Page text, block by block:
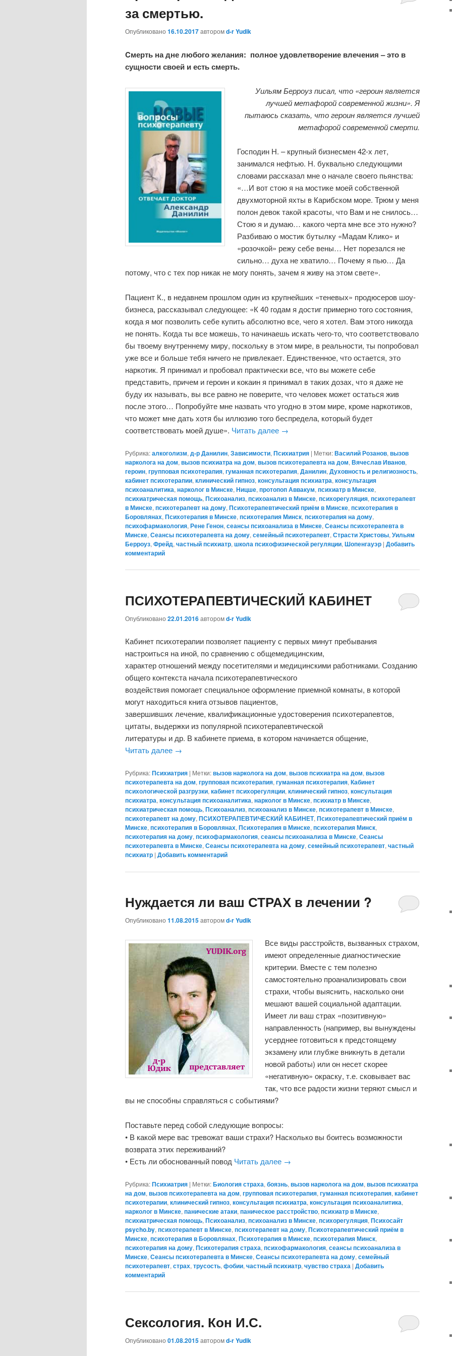
за смертью.
Опубликовано 16.10.2017авторомd-r Yudik
Cмерть на дне любого желания: полное удовлетворение влечения – это в
сущности своей и есть смерть.
Уильям Берроуз писал, что «героин является
лучшей метафорой современной жизни». Я
пытаюсь сказать, что героин является лучшей
метафорой современной смерти.
Господин Н. – крупный бизнесмен 42-х лет,
занимался нефтью. Н. буквально следующими
словами рассказал мне о начале своего пьянства:
«…И вот стою я на мостике моей собственной
двухмоторной яхты в Карибском море. Трюм у меня
полон девок такой красоты, что Вам и не снилось…
Стою я и думаю… какого черта мне все это нужно?
Разбиваю о мостик бутылку «Мадам Клико» и
«розочкой» режу себе вены… Нет порезался не
сильно… духа не хватило… Почему я пью… Да
потому, что с тех пор никак не могу понять, зачем я живу на этом свете».
Пациент К., в недавнем прошлом один из крупнейших «теневых» продюсеров шоу-
бизнеса, рассказывал следующее: «К 40 годам я достиг примерно того состояния,
когда я мог позволить себе купить абсолютно все, чего я хотел. Вам этого никогда
не понять. Когда ты все можешь, то начинаешь искать чего-то, что соответствовало
бы твоему внутреннему миру, поскольку в этом мире, в реальности, ты попробовал
уже все и больше тебя ничего не привлекает. Единственное, что остается, это
наркотик. Я принимал и пробовал практически все, что вы можете себе
представить, причем и героин и кокаин я принимал в таких дозах, что я даже не
буду их называть, вы все равно не поверите, что человек может остаться жив
после этого… Попробуйте мне назвать что угодно в этом мире, кроме наркотиков,
что может мне дать хотя бы иллюзию того беспредела, который будет
соответствовать моей душе». Читать далее →
Рубрика:алкоголизм, д-р Данилин, Зависимости, Психиатрия | Метки:Василий Розанов, вызов
нарколога на дом, вызов психиатра на дом, вызов психотерапевта на дом, Вячеслав Иванов,
героин, групповая психотерапия, гуманная психотерапия, Данилин, Духовность и религиозность,
кабинет психотерапии, клинический гипноз, консультация психиатра, консультация
психоаналитика, нарколог в Минске, Ницше, протопоп Аввакум, психиатр в Минске,
психиатрическая помощь, Психоанализ, психоанализ в Минске, психорегуляция, психотерапевт
в Минске, психотерапевт на дому, Психотерапевтический приём в Минске, психотерапия в
Боровлянах, Психотерапия в Минске, психотерапия Минск, психотерапия на дому,
психофармакология, Рене Генон, сеансы психоанализа в Минске, Сеансы психотерапевта в
Минске, Сеансы психотерапевта на дому, семейный психотерапевт, Страсти Христовы, Уильям
Берроуз, Фрейд, частный психиатр, школа психофизической регуляции, Шопенгауэр | Добавить
комментарий
ПСИХОТЕРАПЕВТИЧЕСКИЙ КАБИНЕТ
Опубликовано 22.01.2016авторомd-r Yudik
Кабинет психотерапии позволяет пациенту с первых минут пребывания
настроиться на иной, по сравнению с общемедицинским,
характер отношений между посетителями и медицинскими работниками. Созданию
общего контекста начала психотерапевтического
воздействия помогает специальное оформление приемной комнаты, в которой
могут находиться книга отзывов пациентов,
завершивших лечение, квалификационные удостоверения психотерапевтов,
цитаты, выдержки из популярной психотерапевтической
литературы и др. В кабинете приема, в котором начинается общение,
Читать далее →
Рубрика:Психиатрия | Метки:вызов нарколога на дом, вызов психиатра на дом, вызов
психотерапевта на дом, групповая психотерапия, гуманная психотерапия, Кабинет
психологической разгрузки, кабинет психорегуляции, клинический гипноз, консультация
психиатра, консультация психоаналитика, нарколог в Минске, психиатр в Минске,
психиатрическая помощь, Психоанализ, психоанализ в Минске, психотерапевт в Минске,
психотерапевт на дому, ПСИХОТЕРАПЕВТИЧЕСКИЙ КАБИНЕТ, Психотерапевтический приём в
Минске, психотерапия в Боровлянах, Психотерапия в Минске, психотерапия Минск,
психотерапия на дому, психофармакология, сеансы психоанализа в Минске, Сеансы
психотерапевта в Минске, Сеансы психотерапевта на дому, семейный психотерапевт, частный
психиатр | Добавить комментарий
Нуждается ли ваш СТРАХ в лечении ?
Опубликовано 11.08.2015авторомd-r Yudik
Все виды расстройств, вызванных страхом,
имеют определенные диагностические
критерии. Вместе с тем полезно
самостоятельно проанализировать свои
страхи, чтобы выяснить, насколько они
мешают вашей социальной адаптации.
Имеет ли ваш страх «позитивную»
направленность (например, вы вынуждены
усерднее готовиться к предстоящему
экзамену или глубже вникнуть в детали
новой работы) или он несет скорее
«негативную» окраску, т.е. сковывает вас
так, что все радости жизни теряют смысл и
вы не способны справляться с событиями?
Поставьте перед собой следующие вопросы:
• В какой мере вас тревожат ваши страхи? Насколько вы боитесь возможности
возврата этих переживаний?
• Есть ли обоснованный повод Читать далее →
Рубрика:Психиатрия | Метки:Биология страха, боязнь, вызов нарколога на дом, вызов психиатра
на дом, вызов психотерапевта на дом, групповая психотерапия, гуманная психотерапия, кабинет
психотерапии, клинический гипноз, консультация психиатра, консультация психоаналитика,
нарколог в Минске, панические атаки, паническое расстройство, психиатр в Минске,
психиатрическая помощь, Психоанализ, психоанализ в Минске, психорегуляция, Психосайт
psycho.by, психотерапевт в Минске, психотерапевт на дому, Психотерапевтический приём в
Минске, психотерапия в Боровлянах, Психотерапия в Минске, психотерапия Минск,
психотерапия на дому, Психотерапия страха, психофармакология, сеансы психоанализа в
Минске, Сеансы психотерапевта в Минске, Сеансы психотерапевта на дому, семейный
психотерапевт, страх, трусость, фобии, частный психиатр, чувство страха | Добавить
комментарий
Сексология. Кон И.С.
Опубликовано 01.08.2015авторомd-r Yudik